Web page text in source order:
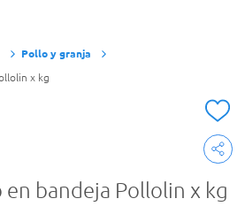
Pollo y granja
x kg
bandeja Pollolin x kg